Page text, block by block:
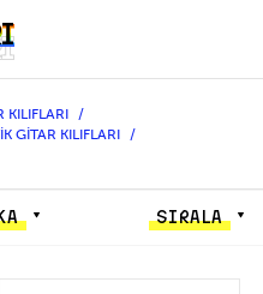
KILIFLARI
GİTAR KILIFLARI
SIRALA